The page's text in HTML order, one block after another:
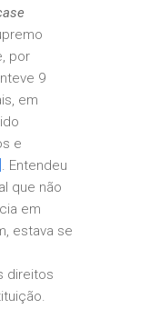
por
9
em
e
. Entendeu
que não
em
estava se
direitos